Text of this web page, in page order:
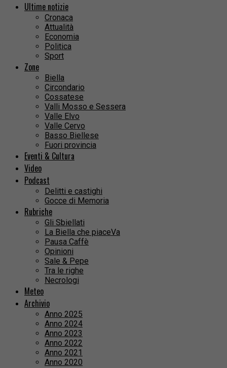
Ultime notizie
Cronaca
Attualità
Economia
Politica
Sport
Zone
Biella
Circondario
Cossatese
Valli Mosso e Sessera
Valle Elvo
Valle Cervo
Basso Biellese
Fuori provincia
Eventi & Cultura
Video
Podcast
Delitti e castighi
Gocce di Memoria
Rubriche
Gli Sbiellati
La Biella che piaceVa
Pausa Caffè
Opinioni
Sale & Pepe
Tra le righe
Necrologi
Meteo
Archivio
Anno 2025
Anno 2024
Anno 2023
Anno 2022
Anno 2021
Anno 2020